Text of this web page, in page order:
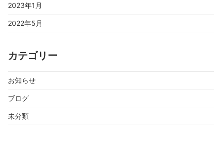
2023年1月
2022年5月
カテゴリー
お知らせ
ブログ
未分類